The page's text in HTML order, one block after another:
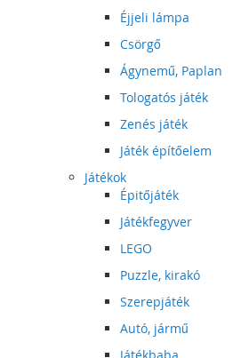
Éjjeli lámpa
Csörgő
Ágynemű, Paplan
Tologatós játék
Zenés játék
Játék építőelem
Játékok
Épitőjáték
Játékfegyver
LEGO
Puzzle, kirakó
Szerepjáték
Autó, jármű